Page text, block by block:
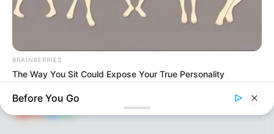
Ana səhifə
HAQQIMIZDA
REKLAM
Tel: (+99450) 247 90 86
E-mail: oxucomsayti @gmail.com
BRAINBERRIES
The Way You Sit Could Expose Your True Personality
Before You Go